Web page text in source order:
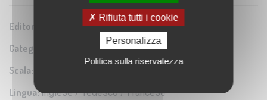
Editore/Produttore:Hildebrand's
Categoria: Carta turistica e stradale
Scala:
Lingua:Inglese / Tedesco / Francese
Rifiuta tutti i cookie
Personalizza
Politica sulla riservatezza